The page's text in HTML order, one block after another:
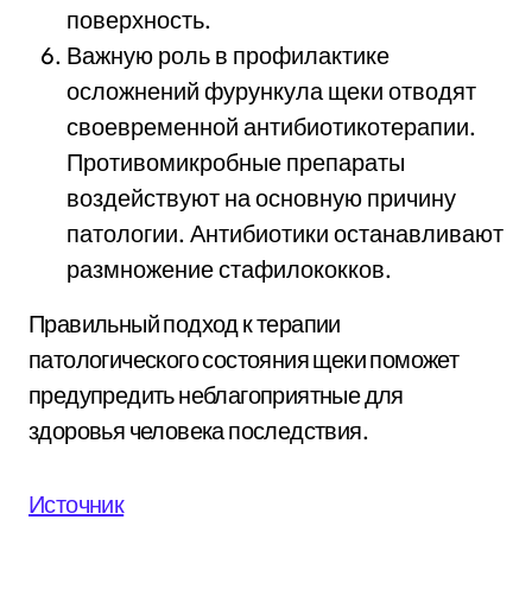
поверхность.
Важную роль в профилактике
осложнений фурункула щеки отводят
своевременной антибиотикотерапии.
Противомикробные препараты
воздействуют на основную причину
патологии. Антибиотики останавливают
размножение стафилококков.
Правильный подход к терапии
патологического состояния щеки поможет
предупредить неблагоприятные для
здоровья человека последствия.
Источник